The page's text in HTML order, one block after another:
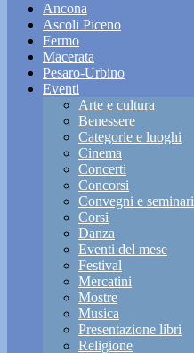
Ancona
Ascoli Piceno
Fermo
Macerata
Pesaro-Urbino
Eventi
Arte e cultura
Benessere
Categorie e luoghi
Cinema
Concerti
Concorsi
Convegni e seminari
Corsi
Danza
Eventi del mese
Festival
Mercatini
Mostre
Musica
Presentazione libri
Religione